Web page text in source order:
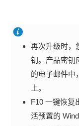
再次升级时，
钥。产品密钥
的电子邮件中
上。
F10 一键恢复
活预置的